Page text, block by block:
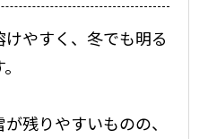
やすく、冬でも明る
残りやすいものの、